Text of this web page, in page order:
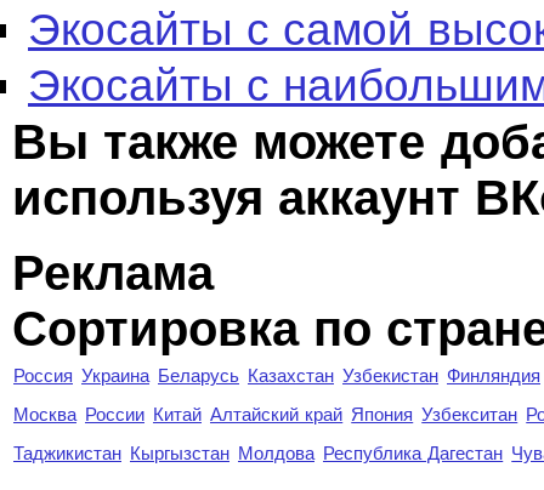
Экосайты с самой
Экосайты с
Вы также можете
используя аккаунт
Реклама
Сортировка по
Россия Украина Беларусь Казахстан Узбекистан Финляндия
Москва России Китай Алтайский край Япония Узбекситан
Таджикистан Кыргызстан Молдова Республика Дагестан